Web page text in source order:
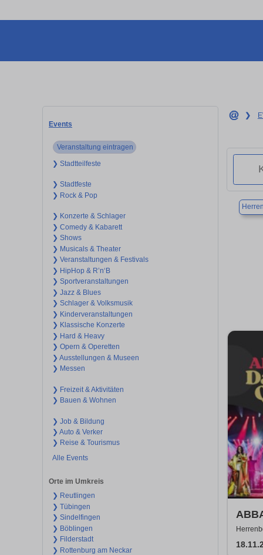
Events
Veranstaltung eintragen
❯ Stadtteilfeste
❯ Stadtfeste
❯ Rock & Pop
❯ Konzerte & Schlager
❯ Comedy & Kabarett
❯ Shows
❯ Musicals & Theater
❯ Veranstaltungen & Festivals
❯ HipHop & R’n‘B
❯ Sportveranstaltungen
❯ Jazz & Blues
❯ Schlager & Volksmusik
❯ Kinderveranstaltungen
❯ Klassische Konzerte
❯ Hard & Heavy
❯ Opern & Operetten
❯ Ausstellungen & Museen
❯ Messen
❯ Freizeit & Aktivitäten
❯ Bauen & Wohnen
❯ Job & Bildung
❯ Auto & Verker
❯ Reise & Tourismus
Alle Events
Orte im Umkreis
❯ Reutlingen
❯ Tübingen
❯ Sindelfingen
❯ Böblingen
❯ Filderstadt
❯ Rottenburg am Neckar
❯